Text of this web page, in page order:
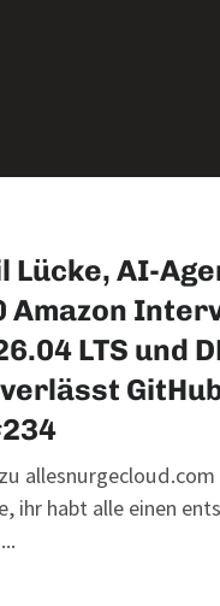
Lücke, AI-
Amazon
LTS und
allesnurgecloud.com
ihr habt alle einen